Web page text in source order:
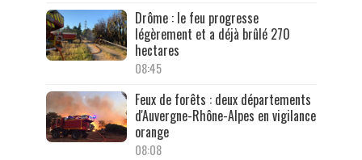
Drôme : le feu progresse
légèrement et a déjà brûlé 270
hectares
08:45
Feux de forêts : deux départements
d'Auvergne-Rhône-Alpes en vigilance
orange
08:08